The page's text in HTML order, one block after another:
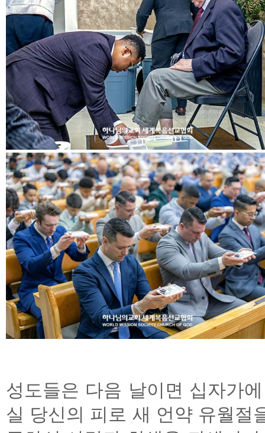
성도들은 다음 날이면 십자가
실 당신의 피로 새 언약 유월절